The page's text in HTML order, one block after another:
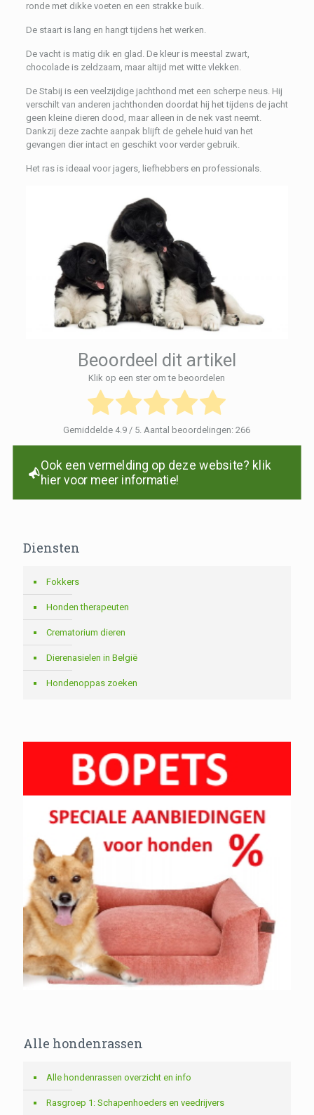
ronde met dikke voeten en een strakke buik.
De staart is lang en hangt tijdens het werken.
De vacht is matig dik en glad. De kleur is meestal zwart,
chocolade is zeldzaam, maar altijd met witte vlekken.
De Stabij is een veelzijdige jachthond met een scherpe neus. Hij
verschilt van anderen jachthonden doordat hij het tijdens de jacht
geen kleine dieren dood, maar alleen in de nek vast neemt.
Dankzij deze zachte aanpak blijft de gehele huid van het
gevangen dier intact en geschikt voor verder gebruik.
Het ras is ideaal voor jagers, liefhebbers en professionals.
Beoordeel dit artikel
Klik op een ster om te beoordelen
Gemiddelde 4.9 / 5. Aantal beoordelingen:266
Ook een vermelding op deze website? klik
hier voor meer informatie!
Diensten
Fokkers
Honden therapeuten
Crematorium dieren
Dierenasielen in België
Hondenoppas zoeken
Alle hondenrassen
Alle hondenrassen overzicht en info
Rasgroep 1: Schapenhoeders en veedrijvers